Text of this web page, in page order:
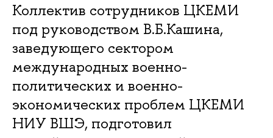
Коллектив сотрудников ЦКЕМИ
под руководством В.Б.Кашина,
заведующего сектором
международных военно-
политических и военно-
экономических проблем ЦКЕМИ
НИУ ВШЭ, подготовил